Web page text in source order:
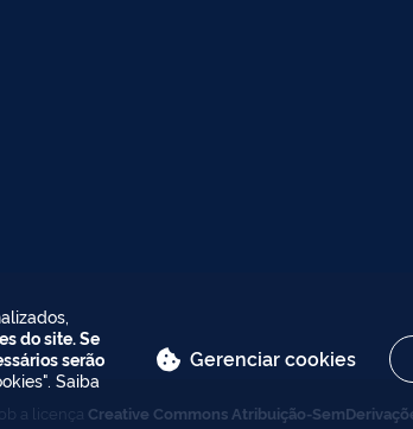
a licença Creative Commons Atribuição-
do site. Se
serão
Saiba
Gerenciar cookies